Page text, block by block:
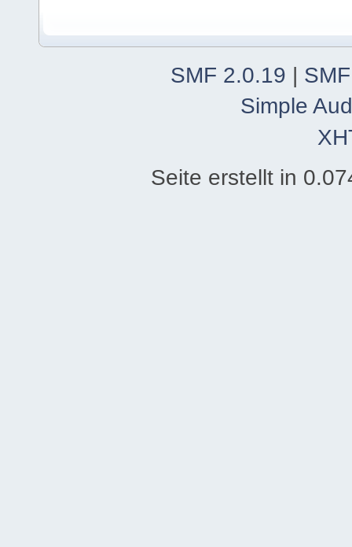
SMF 2.0.19
Simple
Seite erstellt in